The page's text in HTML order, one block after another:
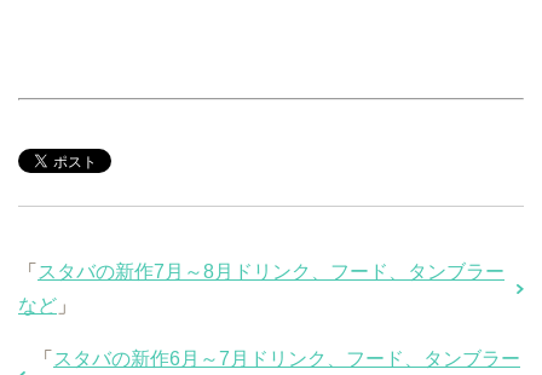
「 スタバの新作7月～8月ドリンク、フード、タンブラー
など 」
「 スタバの新作6月～7月ドリンク、フード、タンブラー